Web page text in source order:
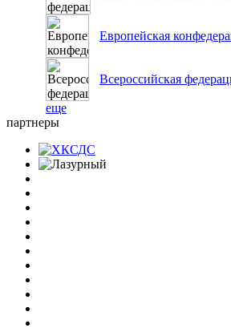
Европейская
Всероссийская
еще
партнеры